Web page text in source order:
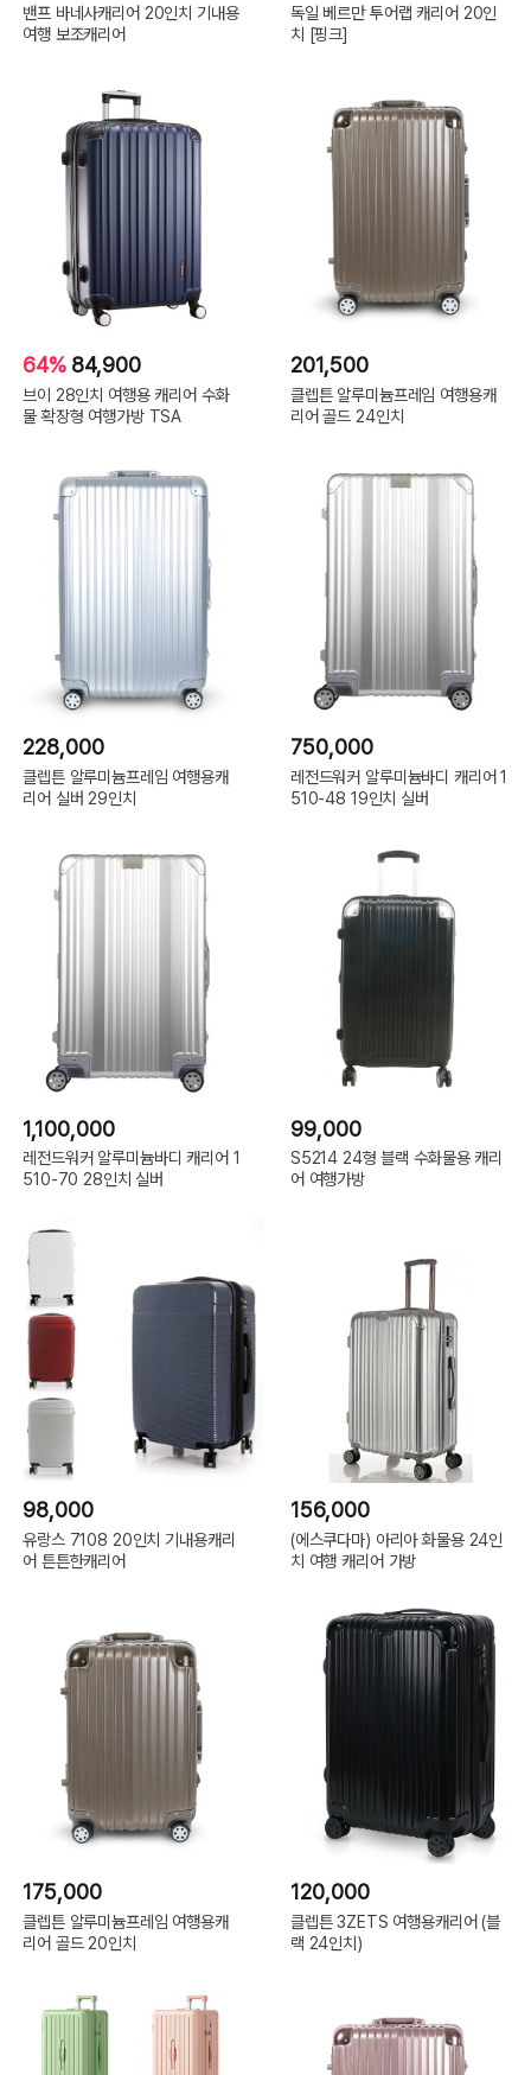
밴프 바네사캐리어 20인치 기내용
여행 보조캐리어
독일 베르만 투어랩 캐리어 20인
치 [핑크]
64% 84,900
브이 28인치 여행용 캐리어 수화
물 확장형 여행가방 TSA
201,500
클렙튼 알루미늄프레임 여행용캐
리어 골드 24인치
228,000
클렙튼 알루미늄프레임 여행용캐
리어 실버 29인치
750,000
레전드워커 알루미늄바디 캐리어 1
510-48 19인치 실버
1,100,000
레전드워커 알루미늄바디 캐리어 1
510-70 28인치 실버
99,000
S5214 24형 블랙 수화물용 캐리
어 여행가방
98,000
유랑스 7108 20인치 기내용캐리
어 튼튼한캐리어
156,000
(에스쿠다마) 아리아 화물용 24인
치 여행 캐리어 가방
175,000
클렙튼 알루미늄프레임 여행용캐
리어 골드 20인치
120,000
클렙튼 3ZETS 여행용캐리어 (블
랙 24인치)